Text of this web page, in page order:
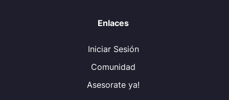
Enlaces
Iniciar Sesión
Comunidad
Asesorate ya!